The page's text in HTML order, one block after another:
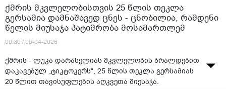
ქმრის მკვლელობისთვის 25 წლის თეკლა
გერსამია დამნაშავედ ცნეს - ცნობილია, რამდენი
წელის მიუსაჯა პატიმრობა მოსამართლემ
00:30 / 05-04-2026
ქმრის - ლუკა დარასელიას მკვლელობის ბრალდებით
დაკავებულ „ტიკტოკერს“, 25 წლის თეკლა გერსამიას
20 წლით თავისუფლების აღკვეთა მიესაჯა.